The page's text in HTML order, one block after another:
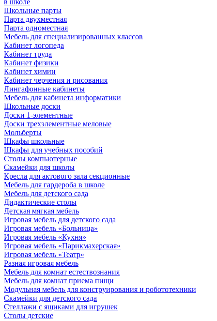
в школе
Школьные парты
Парта двухместная
Парта одноместная
Мебель для специализированных классов
Кабинет логопеда
Кабинет труда
Кабинет физики
Кабинет химии
Кабинет черчения и рисования
Лингафонные кабинеты
Мебель для кабинета информатики
Школьные доски
Доски 1-элементные
Доски трехэлементные меловые
Мольберты
Шкафы школьные
Шкафы для учебных пособий
Столы компьютерные
Скамейки для школы
Кресла для актового зала секционные
Мебель для гардероба в школе
Мебель для детского сада
Дидактические столы
Детская мягкая мебель
Игровая мебель для детского сада
Игровая мебель «Больница»
Игровая мебель «Кухня»
Игровая мебель «Парикмахерская»
Игровая мебель «Театр»
Разная игровая мебель
Мебель для комнат естествознания
Мебель для комнат приема пищи
Модульная мебель для конструирования и робототехники
Скамейки для детского сада
Стеллажи с ящиками для игрушек
Столы детские